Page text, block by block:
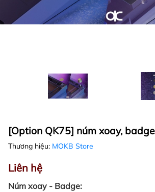
[Option QK75] núm xoay, badge
Thương hiệu: MOKB Store
Liên hệ
Núm xoay - Badge: